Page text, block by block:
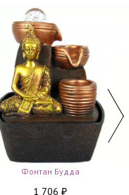
Фонтан Будда
1 706 ₽